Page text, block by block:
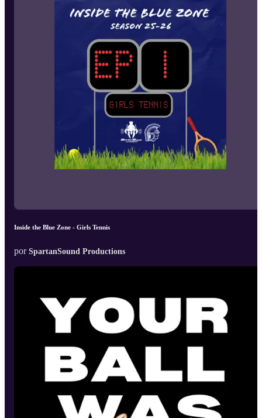
Inside the Blue Zone - Girls Tennis
por SpartanSound Productions